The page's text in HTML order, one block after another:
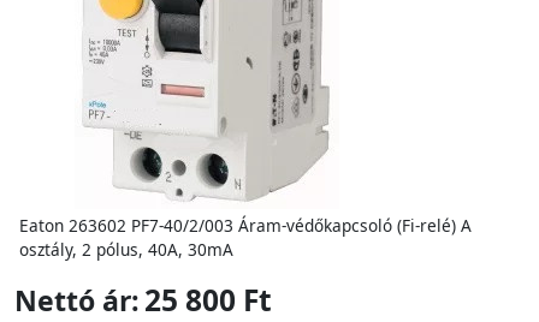
Eaton 263602 PF7-40/2/003 Áram-védőkapcsoló (Fi-relé) A
osztály, 2 pólus, 40A, 30mA
Nettó ár:25 800 Ft